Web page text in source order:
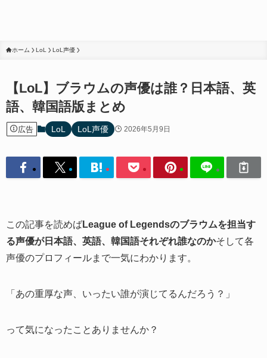
ホーム LoL LoL声優
【LoL】ブラウムの声優は誰？日本語、英
語、韓国語版まとめ
広告 LoL LoL声優 2026年5月9日
この記事を読めばLeague of Legendsのブラウムを担当す
る声優が日本語、英語、韓国語それぞれ誰なのかそして各
声優のプロフィールまで一気にわかります。
「あの重厚な声、いったい誰が演じてるんだろう？」
って気になったことありませんか？